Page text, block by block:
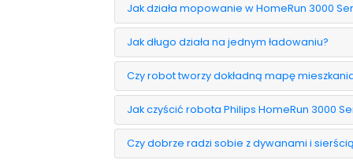
Jak działa mopowanie w HomeRun 3000
Jak długo działa na jednym ładowaniu?
Czy robot tworzy dokładną mapę
Jak czyścić robota Philips HomeRun 3000
Czy dobrze radzi sobie z dywanami i